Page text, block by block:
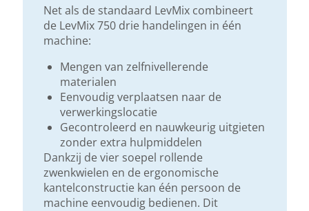
Net als de standaard LevMix combineert
de LevMix 750 drie handelingen in één
machine:
Mengen van zelfnivellerende
materialen
Eenvoudig verplaatsen naar de
verwerkingslocatie
Gecontroleerd en nauwkeurig uitgieten
zonder extra hulpmiddelen
Dankzij de vier soepel rollende
zwenkwielen en de ergonomische
kantelconstructie kan één persoon de
machine eenvoudig bedienen. Dit